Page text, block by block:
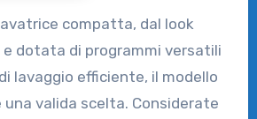
compatta, dal look
dotata di programmi versatili
lavaggio efficiente, il modello
una valida scelta. Considerate